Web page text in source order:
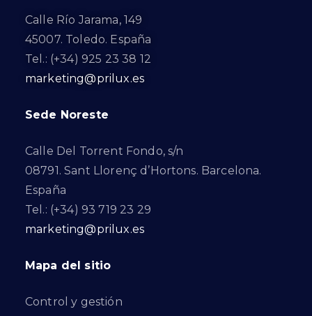
Calle Río Jarama, 149
45007. Toledo. España
Tel.: (+34) 925 23 38 12
marketing@prilux.es
Sede Noreste
Calle Del Torrent Fondo, s/n
08791. Sant Llorenç d’Hortons. Barcelona.
España
Tel.: (+34) 93 719 23 29
marketing@prilux.es
Mapa del sitio
Control y gestión